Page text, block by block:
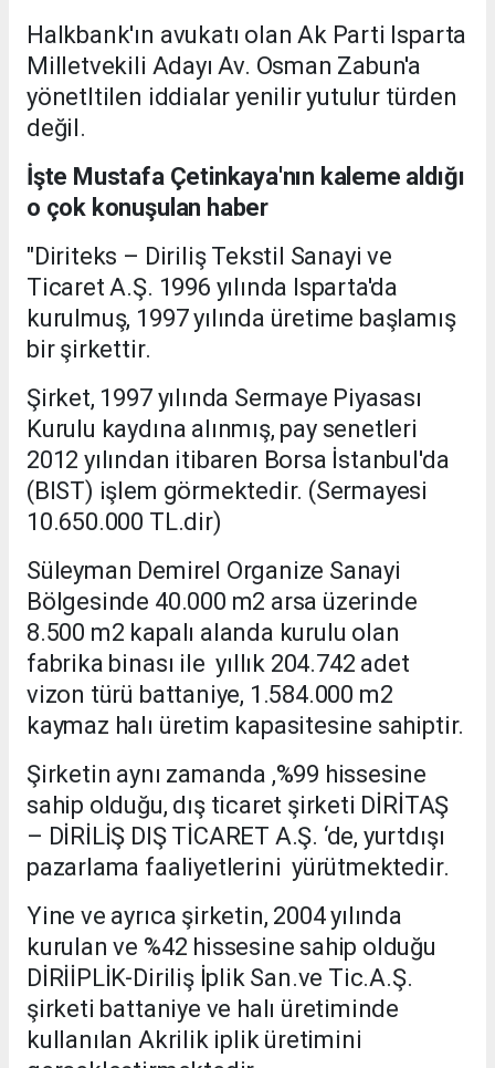
Halkbank'ın avukatı olan Ak Parti Isparta
Milletvekili Adayı Av. Osman Zabun'a
yönetltilen iddialar yenilir yutulur türden
değil.
İşte Mustafa Çetinkaya'nın kaleme aldığı
o çok konuşulan haber
"Diriteks – Diriliş Tekstil Sanayi ve
Ticaret A.Ş. 1996 yılında Isparta'da
kurulmuş, 1997 yılında üretime başlamış
bir şirkettir.
Şirket, 1997 yılında Sermaye Piyasası
Kurulu kaydına alınmış, pay senetleri
2012 yılından itibaren Borsa İstanbul'da
(BIST) işlem görmektedir. (Sermayesi
10.650.000 TL.dir)
Süleyman Demirel Organize Sanayi
Bölgesinde 40.000 m2 arsa üzerinde
8.500 m2 kapalı alanda kurulu olan
fabrika binası ile yıllık 204.742 adet
vizon türü battaniye, 1.584.000 m2
kaymaz halı üretim kapasitesine sahiptir.
Şirketin aynı zamanda ,%99 hissesine
sahip olduğu, dış ticaret şirketi DİRİTAŞ
– DİRİLİŞ DIŞ TİCARET A.Ş. ‘de, yurtdışı
pazarlama faaliyetlerini yürütmektedir.
Yine ve ayrıca şirketin, 2004 yılında
kurulan ve %42 hissesine sahip olduğu
DİRİİPLİK-Diriliş İplik San.ve Tic.A.Ş.
şirketi battaniye ve halı üretiminde
kullanılan Akrilik iplik üretimini